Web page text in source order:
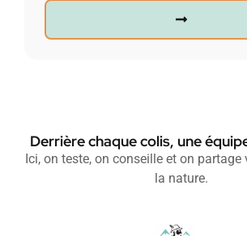
Derrière chaque colis, une
Ici, on teste, on conseille et on partage
la nature.